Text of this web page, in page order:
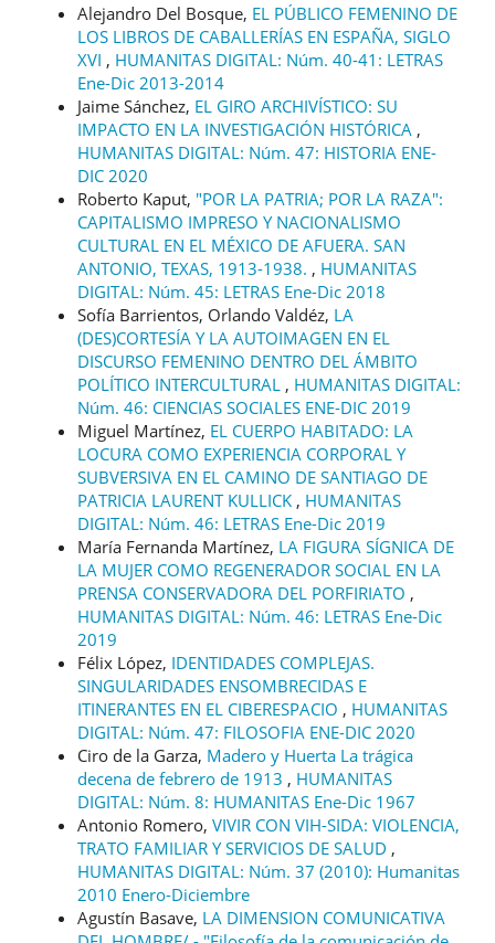
Alejandro Del Bosque, EL PÚBLICO FEMENINO DE
LOS LIBROS DE CABALLERÍAS EN ESPAÑA, SIGLO
XVI , HUMANITAS DIGITAL: Núm. 40-41: LETRAS
Ene-Dic 2013-2014
Jaime Sánchez, EL GIRO ARCHIVÍSTICO: SU
IMPACTO EN LA INVESTIGACIÓN HISTÓRICA ,
HUMANITAS DIGITAL: Núm. 47: HISTORIA ENE-
DIC 2020
Roberto Kaput, "POR LA PATRIA; POR LA RAZA":
CAPITALISMO IMPRESO Y NACIONALISMO
CULTURAL EN EL MÉXICO DE AFUERA. SAN
ANTONIO, TEXAS, 1913-1938. , HUMANITAS
DIGITAL: Núm. 45: LETRAS Ene-Dic 2018
Sofía Barrientos, Orlando Valdéz, LA
(DES)CORTESÍA Y LA AUTOIMAGEN EN EL
DISCURSO FEMENINO DENTRO DEL ÁMBITO
POLÍTICO INTERCULTURAL , HUMANITAS DIGITAL:
Núm. 46: CIENCIAS SOCIALES ENE-DIC 2019
Miguel Martínez, EL CUERPO HABITADO: LA
LOCURA COMO EXPERIENCIA CORPORAL Y
SUBVERSIVA EN EL CAMINO DE SANTIAGO DE
PATRICIA LAURENT KULLICK , HUMANITAS
DIGITAL: Núm. 46: LETRAS Ene-Dic 2019
María Fernanda Martínez, LA FIGURA SÍGNICA DE
LA MUJER COMO REGENERADOR SOCIAL EN LA
PRENSA CONSERVADORA DEL PORFIRIATO ,
HUMANITAS DIGITAL: Núm. 46: LETRAS Ene-Dic
2019
Félix López, IDENTIDADES COMPLEJAS.
SINGULARIDADES ENSOMBRECIDAS E
ITINERANTES EN EL CIBERESPACIO , HUMANITAS
DIGITAL: Núm. 47: FILOSOFIA ENE-DIC 2020
Ciro de la Garza, Madero y Huerta La trágica
decena de febrero de 1913 , HUMANITAS
DIGITAL: Núm. 8: HUMANITAS Ene-Dic 1967
Antonio Romero, VIVIR CON VIH-SIDA: VIOLENCIA,
TRATO FAMILIAR Y SERVICIOS DE SALUD ,
HUMANITAS DIGITAL: Núm. 37 (2010): Humanitas
2010 Enero-Diciembre
Agustín Basave, LA DIMENSION COMUNICATIVA